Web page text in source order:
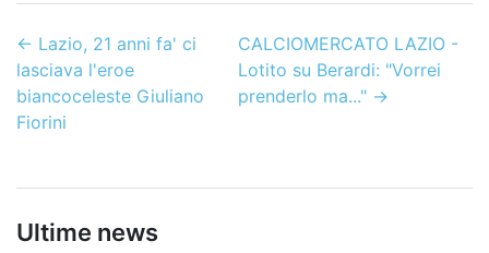
← Lazio, 21 anni fa' ci
lasciava l'eroe
biancoceleste Giuliano
Fiorini
CALCIOMERCATO LAZIO -
Lotito su Berardi: "Vorrei
prenderlo ma..."→
Ultime news